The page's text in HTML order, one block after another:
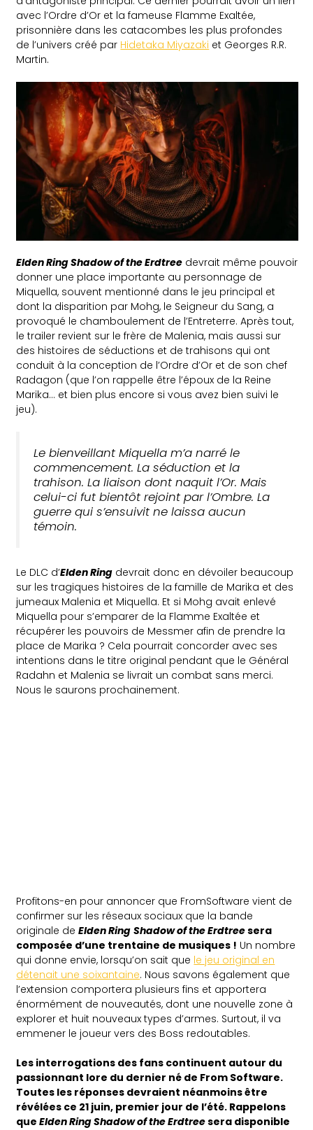
avec l’Ordre d’Or et la fameuse Flamme Exaltée,
prisonnière dans les catacombes les plus profondes
de l’univers créé par Hidetaka Miyazaki et Georges R.R.
Martin.
Elden Ring Shadow of the Erdtree devrait même pouvoir
donner une place importante au personnage de
Miquella, souvent mentionné dans le jeu principal et
dont la disparition par Mohg, le Seigneur du Sang, a
provoqué le chamboulement de l’Entreterre. Après tout,
le trailer revient sur le frère de Malenia, mais aussi sur
des histoires de séductions et de trahisons qui ont
conduit à la conception de l’Ordre d’Or et de son chef
Radagon (que l’on rappelle être l’époux de la Reine
Marika… et bien plus encore si vous avez bien suivi le
jeu).
Le bienveillant Miquella m’a narré le
commencement. La séduction et la
trahison. La liaison dont naquit l’Or. Mais
celui-ci fut bientôt rejoint par l’Ombre. La
guerre qui s’ensuivit ne laissa aucun
témoin.
Le DLC d’Elden Ring devrait donc en dévoiler beaucoup
sur les tragiques histoires de la famille de Marika et des
jumeaux Malenia et Miquella. Et si Mohg avait enlevé
Miquella pour s’emparer de la Flamme Exaltée et
récupérer les pouvoirs de Messmer afin de prendre la
place de Marika ? Cela pourrait concorder avec ses
intentions dans le titre original pendant que le Général
Radahn et Malenia se livrait un combat sans merci.
Nous le saurons prochainement.
Profitons-en pour annoncer que FromSoftware vient de
confirmer sur les réseaux sociaux que la bande
originale deElden Ring Shadow of the Erdtreesera
composée d’une trentaine de musiques ! Un nombre
qui donne envie, lorsqu’on sait que le jeu original en
détenait une soixantaine. Nous savons également que
l’extension comportera plusieurs fins et apportera
énormément de nouveautés, dont une nouvelle zone à
explorer et huit nouveaux types d’armes. Surtout, il va
emmener le joueur vers des Boss redoutables.
Les interrogations des fans continuent autour du
passionnant lore du dernier né de From Software.
Toutes les réponses devraient néanmoins être
révélées ce 21 juin, premier jour de l’été. Rappelons
que Elden Ring Shadow of the Erdtreesera disponible